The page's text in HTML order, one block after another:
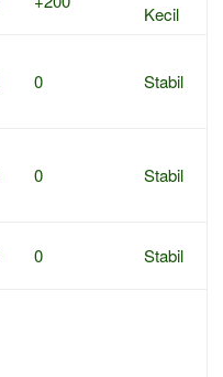
Kecil
0 Stabil
0 Stabil
0 Stabil